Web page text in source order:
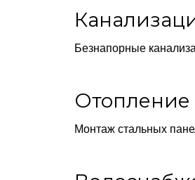
Безнапорные
Отопление
Монтаж стальных